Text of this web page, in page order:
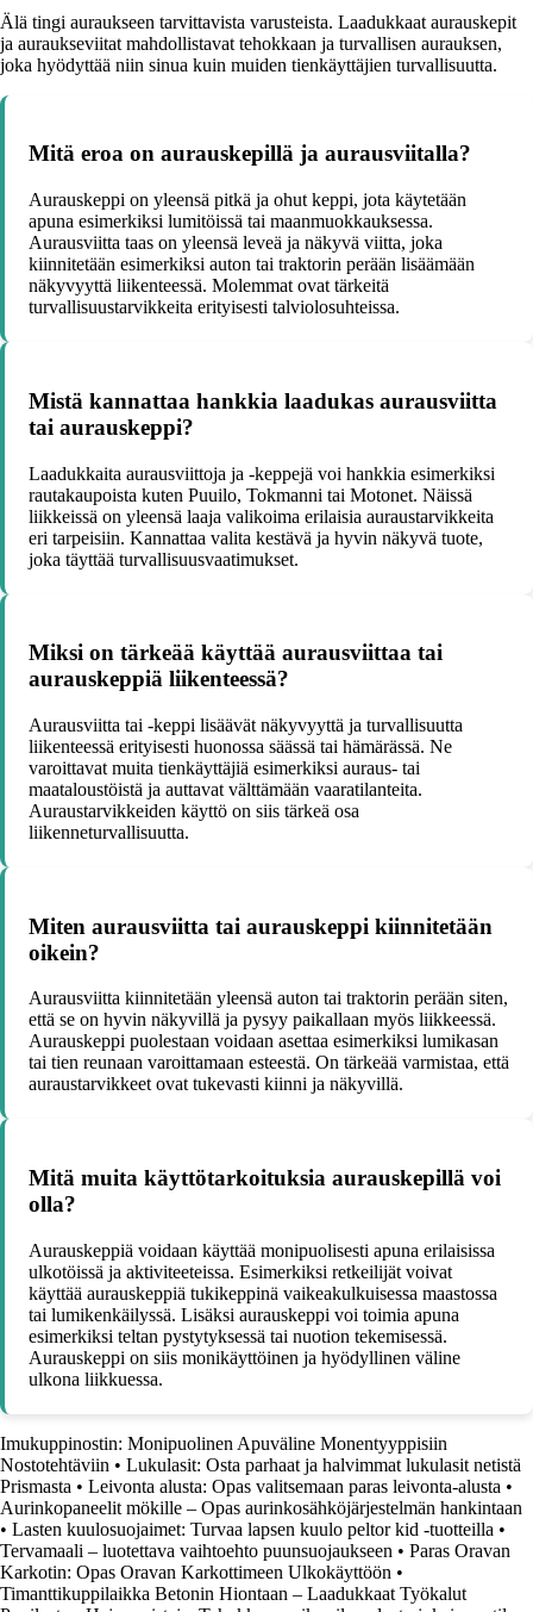
Älä tingi auraukseen tarvittavista varusteista. Laadukkaat aurauskepit
ja auraukseviitat mahdollistavat tehokkaan ja turvallisen aurauksen,
joka hyödyttää niin sinua kuin muiden tienkäyttäjien turvallisuutta.
Mitä eroa on aurauskepillä ja aurausviitalla?
Aurauskeppi on yleensä pitkä ja ohut keppi, jota käytetään
apuna esimerkiksi lumitöissä tai maanmuokkauksessa.
Aurausviitta taas on yleensä leveä ja näkyvä viitta, joka
kiinnitetään esimerkiksi auton tai traktorin perään lisäämään
näkyvyyttä liikenteessä. Molemmat ovat tärkeitä
turvallisuustarvikkeita erityisesti talviolosuhteissa.
Mistä kannattaa hankkia laadukas aurausviitta
tai aurauskeppi?
Laadukkaita aurausviittoja ja -keppejä voi hankkia esimerkiksi
rautakaupoista kuten Puuilo, Tokmanni tai Motonet. Näissä
liikkeissä on yleensä laaja valikoima erilaisia auraustarvikkeita
eri tarpeisiin. Kannattaa valita kestävä ja hyvin näkyvä tuote,
joka täyttää turvallisuusvaatimukset.
Miksi on tärkeää käyttää aurausviittaa tai
aurauskeppiä liikenteessä?
Aurausviitta tai -keppi lisäävät näkyvyyttä ja turvallisuutta
liikenteessä erityisesti huonossa säässä tai hämärässä. Ne
varoittavat muita tienkäyttäjiä esimerkiksi auraus- tai
maataloustöistä ja auttavat välttämään vaaratilanteita.
Auraustarvikkeiden käyttö on siis tärkeä osa
liikenneturvallisuutta.
Miten aurausviitta tai aurauskeppi kiinnitetään
oikein?
Aurausviitta kiinnitetään yleensä auton tai traktorin perään siten,
että se on hyvin näkyvillä ja pysyy paikallaan myös liikkeessä.
Aurauskeppi puolestaan voidaan asettaa esimerkiksi lumikasan
tai tien reunaan varoittamaan esteestä. On tärkeää varmistaa, että
auraustarvikkeet ovat tukevasti kiinni ja näkyvillä.
Mitä muita käyttötarkoituksia aurauskepillä voi
olla?
Aurauskeppiä voidaan käyttää monipuolisesti apuna erilaisissa
ulkotöissä ja aktiviteeteissa. Esimerkiksi retkeilijät voivat
käyttää aurauskeppiä tukikeppinä vaikeakulkuisessa maastossa
tai lumikenkäilyssä. Lisäksi aurauskeppi voi toimia apuna
esimerkiksi teltan pystytyksessä tai nuotion tekemisessä.
Aurauskeppi on siis monikäyttöinen ja hyödyllinen väline
ulkona liikkuessa.
Imukuppinostin: Monipuolinen Apuväline Monentyyppisiin
Nostotehtäviin • Lukulasit: Osta parhaat ja halvimmat lukulasit netistä
Prismasta • Leivonta alusta: Opas valitsemaan paras leivonta-alusta •
Aurinkopaneelit mökille – Opas aurinkosähköjärjestelmän hankintaan
• Lasten kuulosuojaimet: Turvaa lapsen kuulo peltor kid -tuotteilla •
Tervamaali – luotettava vaihtoehto puunsuojaukseen • Paras Oravan
Karkotin: Opas Oravan Karkottimeen Ulkokäyttöön •
Timanttikuppilaikka Betonin Hiontaan – Laadukkaat Työkalut